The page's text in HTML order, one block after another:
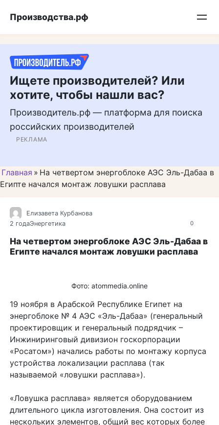
Подписывайтесь на нас в MAX
Производства.рф
Ищете производителей? Или
хотите, чтобы нашли вас?
Производитель.рф — платформа для поиска
российских производителей
РЕКЛАМА
Главная » На четвертом энергоблоке АЭС Эль-Дабаа в
Египте начался монтаж ловушки расплава
0
Елизавета Курбанова
2 годаЭнергетика
На четвертом энергоблоке АЭС Эль-Дабаа в
Египте начался монтаж ловушки расплава
Фото: atommedia.online
19 ноября в Арабской Республике Египет на
энергоблоке № 4 АЭС «Эль-Дабаа» (генеральный
проектировщик и генеральный подрядчик –
Инжиниринговый дивизион госкорпорации
«Росатом») начались работы по монтажу корпуса
устройства локализации расплава (так
называемой «ловушки расплава»).
«Ловушка расплава» является оборудованием
длительного цикла изготовления. Она состоит из
нескольких элементов, общий вес которых более